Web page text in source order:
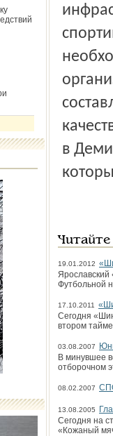
в
19.01.2012
Ярославский
Футбольной
17.10.2011
Сегодня
втором
03.08.2007
В минувшее
отборочном
08.02.2007
13.08.2005
Сегодня на
«Кожаный